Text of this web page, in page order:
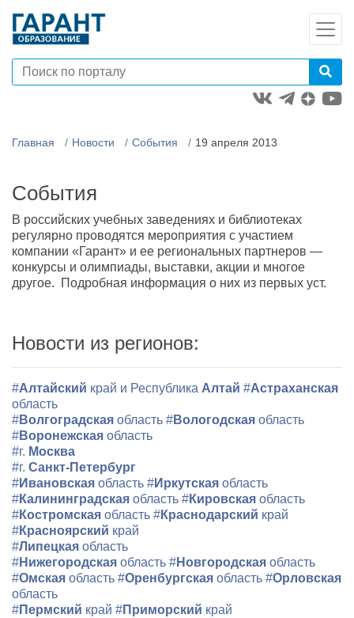
Главная Новости События 19 апреля 2013
События
В российских учебных заведениях и библиотеках
регулярно проводятся мероприятия с участием
компании «Гарант» и ее региональных партнеров —
конкурсы и олимпиады, выставки, акции и многое
другое. Подробная информация о них из первых уст.
Новости из регионов:
#Алтайский край и Республика Алтай #Астраханская
область
#Волгоградская область #Вологодская область
#Воронежская область
#г. Москва
#г. Санкт-Петербург
#Ивановская область #Иркутская область
#Калининградская область #Кировская область
#Костромская область #Краснодарский край
#Красноярский край
#Липецкая область
#Нижегородская область #Новгородская область
#Омская область #Оренбургская область #Орловская
область
#Пермский край #Приморский край